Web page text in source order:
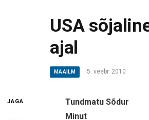
USA
ajal
MAAILM 5. veebr. 2010
JAGA
Tundmatu Sõdur
Minut